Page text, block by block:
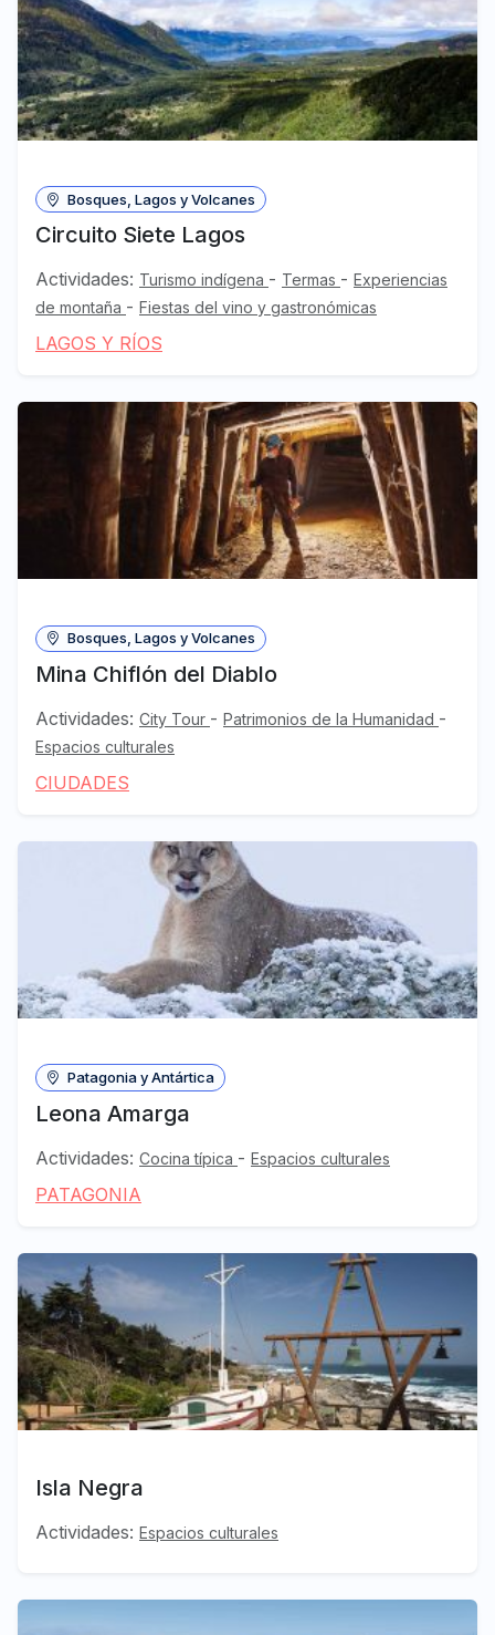
Bosques, Lagos y Volcanes
Circuito Siete Lagos
Actividades: Turismo indígena - Termas - Experiencias
de montaña - Fiestas del vino y gastronómicas
LAGOS Y RÍOS
Bosques, Lagos y Volcanes
Mina Chiflón del Diablo
Actividades: City Tour - Patrimonios de la Humanidad -
Espacios culturales
CIUDADES
Patagonia y Antártica
Leona Amarga
Actividades: Cocina típica - Espacios culturales
PATAGONIA
Isla Negra
Actividades: Espacios culturales